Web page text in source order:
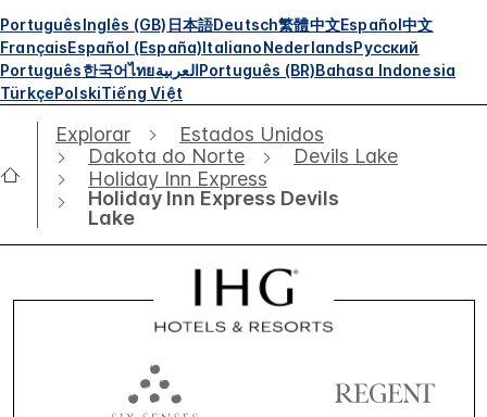
PortuguêsInglês (GB) 日本語Deutsch繁體中文Español中文
FrançaisEspañol (España)ItalianoNederlandsРусский
Português한국어ไทยالعربيةPortuguês (BR)Bahasa Indonesia
TürkçePolskiTiếng Việt
Explorar
Estados Unidos
Dakota do Norte
Devils Lake
Holiday Inn Express
Holiday Inn Express Devils
Lake